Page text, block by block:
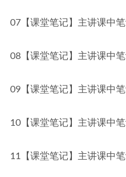
07【课堂笔记】主讲课中
08【课堂笔记】主讲课中
09【课堂笔记】主讲课中
10【课堂笔记】主讲课中
11【课堂笔记】主讲课中